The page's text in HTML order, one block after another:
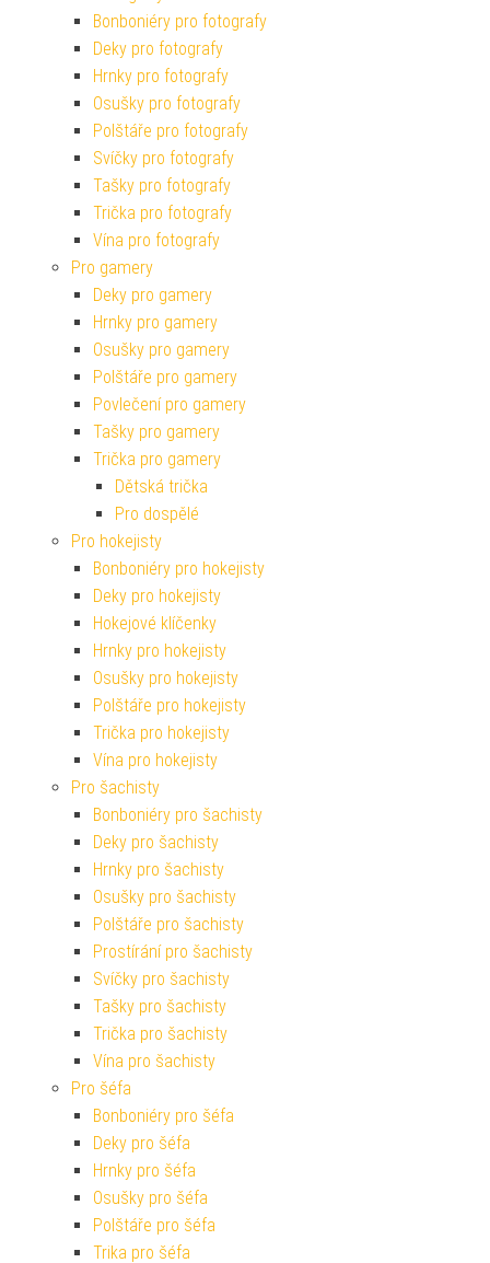
Bonboniéry pro fotografy
Deky pro fotografy
Hrnky pro fotografy
Osušky pro fotografy
Polštáře pro fotografy
Svíčky pro fotografy
Tašky pro fotografy
Trička pro fotografy
Vína pro fotografy
Pro gamery
Deky pro gamery
Hrnky pro gamery
Osušky pro gamery
Polštáře pro gamery
Povlečení pro gamery
Tašky pro gamery
Trička pro gamery
Dětská trička
Pro dospělé
Pro hokejisty
Bonboniéry pro hokejisty
Deky pro hokejisty
Hokejové klíčenky
Hrnky pro hokejisty
Osušky pro hokejisty
Polštáře pro hokejisty
Trička pro hokejisty
Vína pro hokejisty
Pro šachisty
Bonboniéry pro šachisty
Deky pro šachisty
Hrnky pro šachisty
Osušky pro šachisty
Polštáře pro šachisty
Prostírání pro šachisty
Svíčky pro šachisty
Tašky pro šachisty
Trička pro šachisty
Vína pro šachisty
Pro šéfa
Bonboniéry pro šéfa
Deky pro šéfa
Hrnky pro šéfa
Osušky pro šéfa
Polštáře pro šéfa
Trika pro šéfa